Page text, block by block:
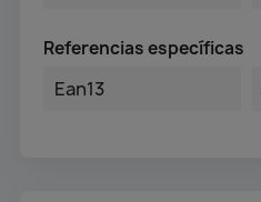
Referencias específicas
Ean13